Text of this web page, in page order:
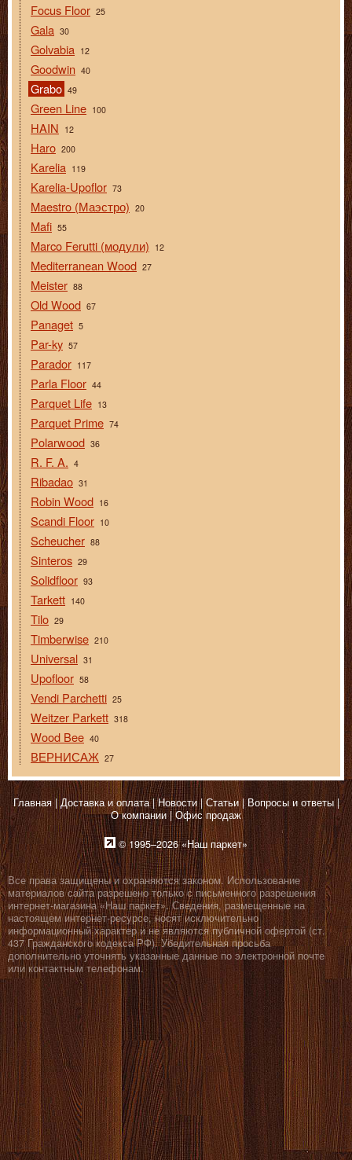
Focus Floor 25
Gala 30
Golvabia 12
Goodwin 40
Grabo 49
Green Line 100
HAIN 12
Haro 200
Karelia 119
Karelia-Upoflor 73
Maestro (Маэстро) 20
Mafi 55
Marco Ferutti (модули) 12
Mediterranean Wood 27
Meister 88
Old Wood 67
Panaget 5
Par-ky 57
Parador 117
Parla Floor 44
Parquet Life 13
Parquet Prime 74
Polarwood 36
R. F. A. 4
Ribadao 31
Robin Wood 16
Scandi Floor 10
Scheucher 88
Sinteros 29
Solidfloor 93
Tarkett 140
Tilo 29
Timberwise 210
Universal 31
Upofloor 58
Vendi Parchetti 25
Weitzer Parkett 318
Wood Bee 40
ВЕРНИСАЖ 27
Главная Доставка и оплата Новости Статьи
Вопросы и ответы
О компании Офис продаж
© 1995–2026 «Наш паркет»
Все права защищены и охраняются законом. Использование
материалов сайта разрешено только с письменного разрешения
интернет-магазина «Наш паркет». Сведения, размещенные на
настоящем интернет-ресурсе, носят исключительно
информационный характер и не являются публичной офертой (ст.
437 Гражданского кодекса РФ). Убедительная просьба
дополнительно уточнять указанные данные по электронной почте
или контактным телефонам.